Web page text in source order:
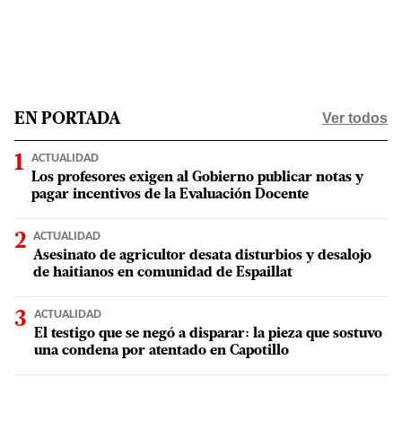
EN PORTADA Ver todos
ACTUALIDAD
Los profesores exigen al Gobierno publicar notas y
pagar incentivos de la Evaluación Docente
ACTUALIDAD
Asesinato de agricultor desata disturbios y desalojo
de haitianos en comunidad de Espaillat
ACTUALIDAD
El testigo que se negó a disparar: la pieza que sostuvo
una condena por atentado en Capotillo